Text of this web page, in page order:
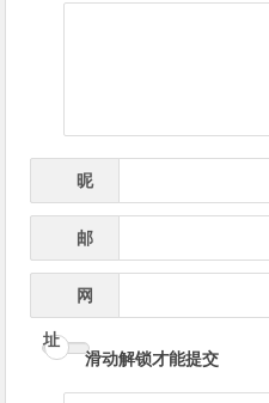
昵
邮
网
址
滑动解锁才能提交